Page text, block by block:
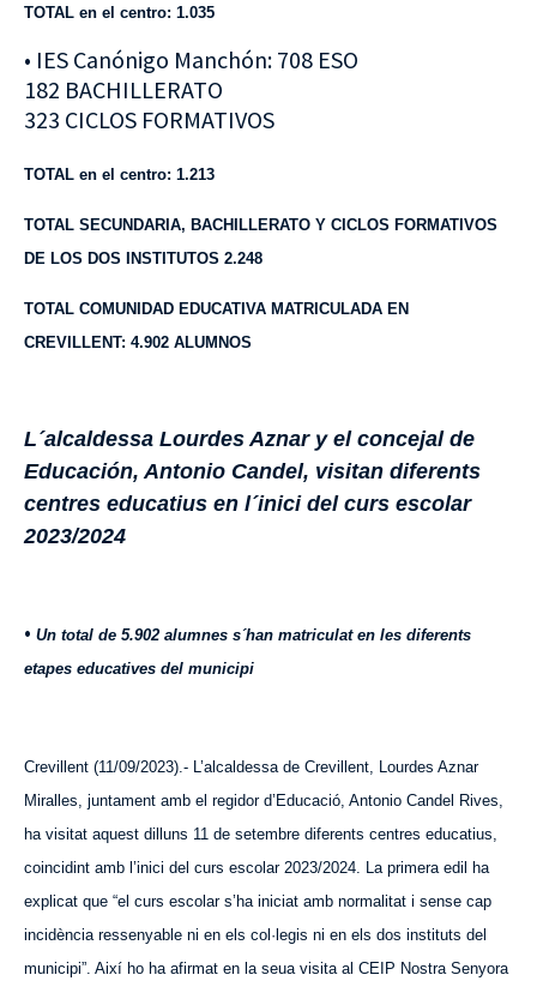
TOTAL en el centro: 1.035
• IES Canónigo Manchón: 708 ESO
182 BACHILLERATO
323 CICLOS FORMATIVOS
TOTAL en el centro: 1.213
TOTAL SECUNDARIA, BACHILLERATO Y CICLOS FORMATIVOS
DE LOS DOS INSTITUTOS 2.248
TOTAL COMUNIDAD EDUCATIVA MATRICULADA EN
CREVILLENT: 4.902 ALUMNOS
L´alcaldessa Lourdes Aznar y el concejal de
Educación, Antonio Candel, visitan diferents
centres educatius en l´inici del curs escolar
2023/2024
• Un total de 5.902 alumnes s´han matriculat en les diferents
etapes educatives del municipi
Crevillent (11/09/2023).- L’alcaldessa de Crevillent, Lourdes Aznar
Miralles, juntament amb el regidor d’Educació, Antonio Candel Rives,
ha visitat aquest dilluns 11 de setembre diferents centres educatius,
coincidint amb l’inici del curs escolar 2023/2024. La primera edil ha
explicat que “el curs escolar s’ha iniciat amb normalitat i sense cap
incidència ressenyable ni en els col·legis ni en els dos instituts del
municipi”. Així ho ha afirmat en la seua visita al CEIP Nostra Senyora